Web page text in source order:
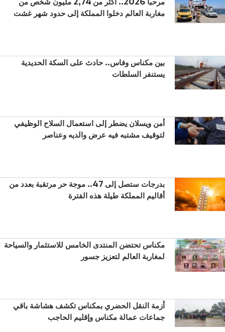
مغاربة العالم دخلوا المملكة إلى حدود شهر غشت
بين مكناس وفاس.. حادث على السكة الحديدية
يستنفر السلطات
أمن ويسلان يضطر إلى استعمال السلاح الوظيفي
لتوقيف مشتبه فيه عرض والديه وعناصر
بدرجات ستصل إلى 47.. موجة حر مرتقبة بعدد من
أقاليم المملكة طيلة هذه الفترة
مكناس تحتضن المنتدى الخامس للاستثمار والسياحة
لمغاربة العالم لتعزيز جسور
أزمة النقل الحضري بمكناس تكشف هشاشة باقي
جماعات عمالة مكناس وإقليم الحاجب